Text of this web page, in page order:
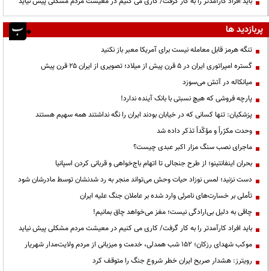
پربازدید ها
تنگه هرمز قابل معامله نیست برای آمریکا معبر باز نکنید
گستره امپراتوری ایران در ۵ قرن پیش از میلاد؛ تصویری از ایران ۲۵ قرن پیش
میانکاله در آتش می‌سوزد
پارچه فروشی که هیچ نسبتی با بانک آینده ندارد!
پزشکیان: تنها کسانی که در خیابان بودند ایران را نگه نداشتند همه سهیم هستند
وحدت مکرّراً و مؤکّداً تذکر داده شد
ماجرای نصب سنگ مزار اکبر عبدی چیست؟
بحران اینفانتینو؛ از طرح جنجالی تا اتهام باج‌خواهی و قربانی کردن اسپانیا
دست نزنید؛ لمس نوزاد حیات وحش می‌تواند منجر به رد شدنشان توسط مادرشان شود
تأملی بر خسارت‌های نامرئی وارد شده بر عاملان جنگ علیه ایران
چاقی به دلیل بی‌ارادگی نیست؛ مغز می‌خواهد چاق بمانیم!
باید افراد کارآمدتر را به کار گرفت/ کاری می کنیم در معیشت مردم مشکلی پیش نیاید
موکب شهدای رزکان؛ ۱۵۲ شب همدلی، خدمت و میزبانی از مردم ولایت‌مدار شهریار
رویترز: هشدار صریح ایران خطر شروع جنگ را متوقف کرد